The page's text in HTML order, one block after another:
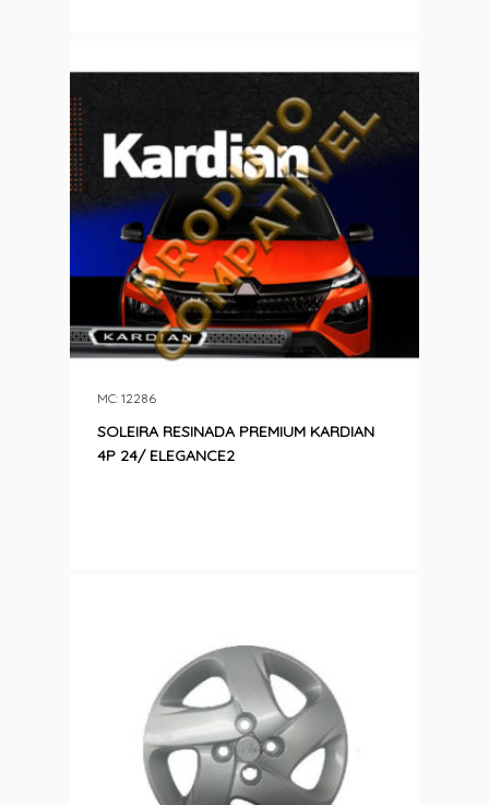
SOLEIRA RESINADA PREMIUM KARDIAN
4P 24/ ELEGANCE2
MC: 12286